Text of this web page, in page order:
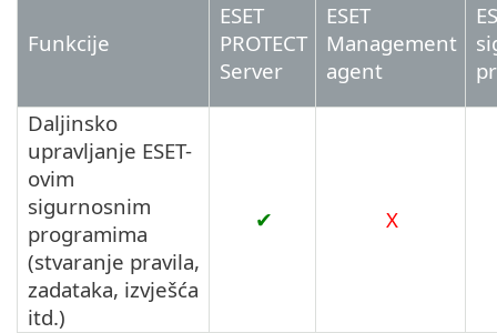
Funkcije
ESET
PROTECT
Server
ESET
Management
agent
Daljinsko
upravljanje ESET-
ovim
sigurnosnim
programima
(stvaranje pravila,
zadataka, izvješća
itd.)
✔ X